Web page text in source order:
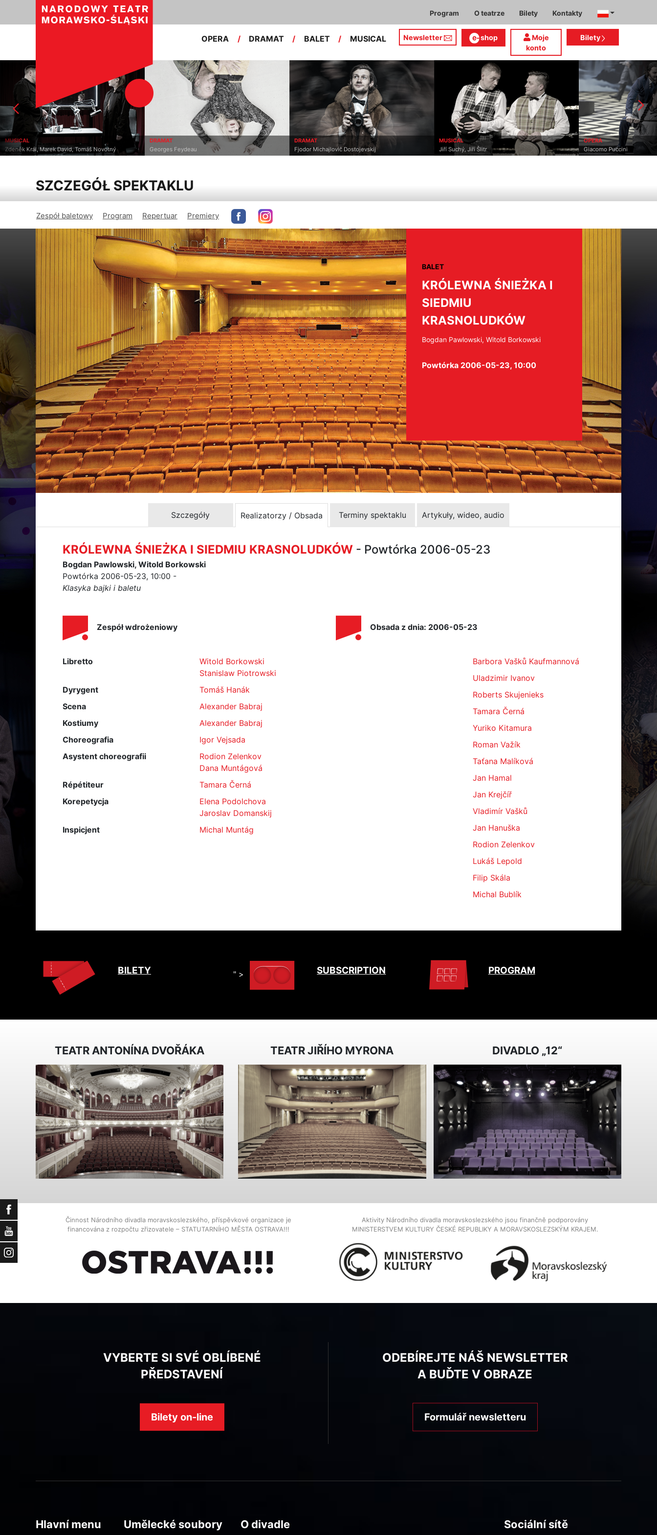
Facebook
YouTube
Instagram
Program O teatrze Bilety Kontakty
OPERA / DRAMAT / BALET / MUSICAL Newsletter shop
Moje
konto
Bilety
MUSICAL
Zdeněk Král, Marek David, Tomáš Novotný
DRAMAT
Georges Feydeau
DRAMAT
Fjodor Michajlovič Dostojevskij
MUSICAL
Jiří Suchý, Jiří Šlitr
OPERA
Giacomo Puccini
SZCZEGÓŁ SPEKTAKLU
Zespół baletowy Program Repertuar Premiery
BALET
KRÓLEWNA ŚNIEŻKA I
SIEDMIU
KRASNOLUDKÓW
Bogdan Pawlowski, Witold Borkowski
Powtórka 2006-05-23, 10:00
Szczegóły Realizatorzy / Obsada Terminy spektaklu Artykuły, wideo, audio
KRÓLEWNA ŚNIEŻKA I SIEDMIU KRASNOLUDKÓW - Powtórka 2006-05-23
Bogdan Pawlowski, Witold Borkowski
Powtórka 2006-05-23, 10:00 -
Klasyka bajki i baletu
Zespół wdrożeniowy
Libretto
Witold Borkowski
Stanislaw Piotrowski
Dyrygent
Tomáš Hanák
Scena
Alexander Babraj
Kostiumy
Alexander Babraj
Choreografia
Igor Vejsada
Asystent choreografii
Rodion Zelenkov
Dana Muntágová
Répétiteur
Tamara Černá
Korepetycja
Elena Podolchova
Jaroslav Domanskij
Inspicjent
Michal Muntág
Obsada z dnia: 2006-05-23
Barbora Vašků Kaufmannová
Uladzimir Ivanov
Roberts Skujenieks
Tamara Černá
Yuriko Kitamura
Roman Važík
Taťana Malíková
Jan Hamal
Jan Krejčíř
Vladimír Vašků
Jan Hanuška
Rodion Zelenkov
Lukáš Lepold
Filip Skála
Michal Bublík
BILETY " > SUBSCRIPTION PROGRAM
TEATR ANTONÍNA DVOŘÁKA TEATR JIŘÍHO MYRONA DIVADLO „12“
Činnost Národního divadla moravskoslezského, příspěvkové organizace je
financována z rozpočtu zřizovatele – STATUTARNÍHO MĚSTA OSTRAVA!!!
Aktivity Národního divadla moravskoslezského jsou finančně podporovány
MINISTERSTVEM KULTURY ČESKÉ REPUBLIKY A MORAVSKOSLEZSKÝM KRAJEM.
VYBERTE SI SVÉ OBLÍBENÉ
PŘEDSTAVENÍ
Bilety on-line
ODEBÍREJTE NÁŠ NEWSLETTER
A BUĎTE V OBRAZE
Formulář newsletteru
Hlavní menu Umělecké soubory O divadle Sociální sítě